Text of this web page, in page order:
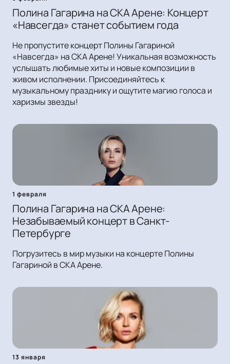
Полина Гагарина на СКА Арене: Концерт
«Навсегда» станет событием года
Не пропустите концерт Полины Гагариной
«Навсегда» на СКА Арене! Уникальная возможность
услышать любимые хиты и новые композиции в
живом исполнении. Присоединяйтесь к
музыкальному празднику и ощутите магию голоса и
харизмы звезды!
1 февраля
Полина Гагарина на СКА Арене:
Незабываемый концерт в Санкт-
Петербурге
Погрузитесь в мир музыки на концерте Полины
Гагариной в СКА Арене.
13 января